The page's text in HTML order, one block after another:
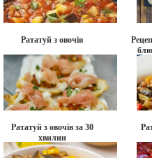
Рататуй з овочів
Рататуй з овочів за 30
хвилин